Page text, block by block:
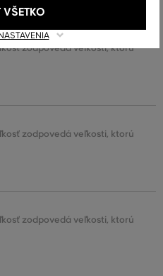
zodpovedá veľkosti, ktorú
zodpovedá veľkosti, ktorú
zodpovedá veľkosti, ktorú
VŠETKO